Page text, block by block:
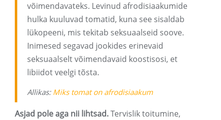
võimendavateks. Levinud afrodisiaakumide
hulka kuuluvad tomatid, kuna see sisaldab
lükopeeni, mis tekitab seksuaalseid soove.
Inimesed segavad jookides erinevaid
seksuaalselt võimendavaid koostisosi, et
libiidot veelgi tõsta.
Allikas: Miks tomat on afrodisiaakum
Asjad pole aga nii lihtsad.Tervislik toitumine,